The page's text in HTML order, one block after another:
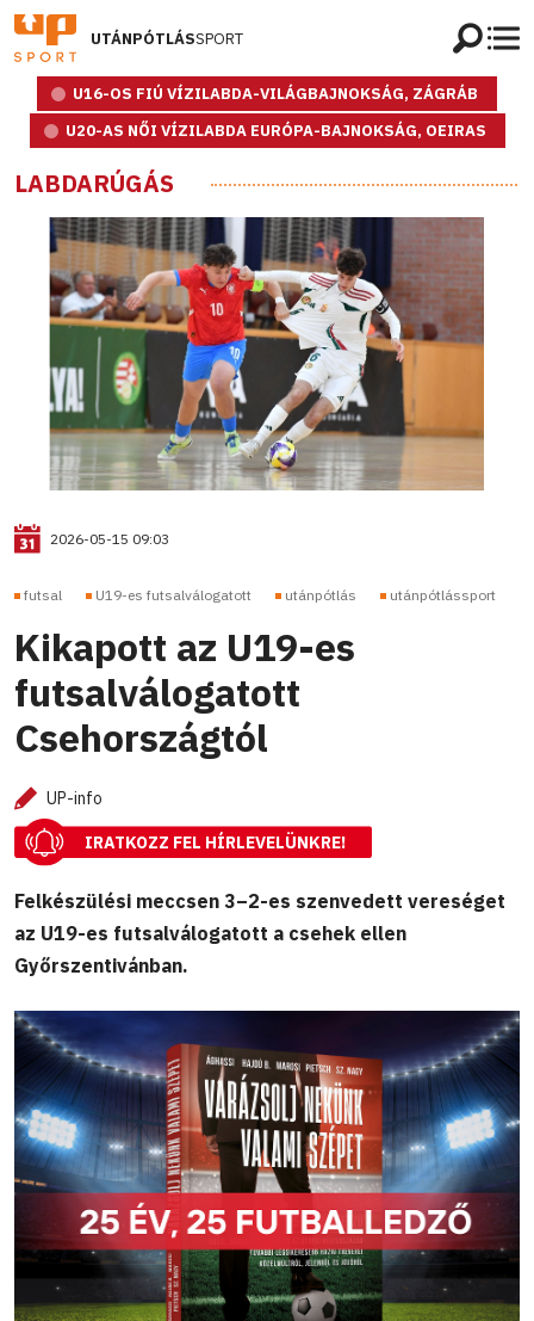
UTÁNPÓTLÁSSPORT
U16-OS FIÚ VÍZILABDA-VILÁGBAJNOKSÁG, ZÁGRÁB
U20-AS NŐI VÍZILABDA EURÓPA-BAJNOKSÁG, OEIRAS
LABDARÚGÁS
2026-05-15 09:03
futsal U19-es futsalválogatott utánpótlás utánpótlássport
Kikapott az U19-es
futsalválogatott
Csehországtól
UP-info
IRATKOZZ FEL HÍRLEVELÜNKRE!
Felkészülési meccsen 3–2-es szenvedett vereséget
az U19-es futsalválogatott a csehek ellen
Győrszentivánban.